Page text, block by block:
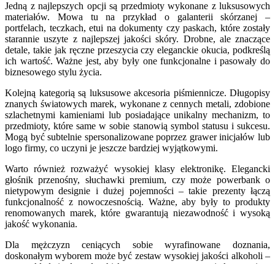
Jedną z najlepszych opcji są przedmioty wykonane z luksusowych
materiałów. Mowa tu na przykład o galanterii skórzanej –
portfelach, teczkach, etui na dokumenty czy paskach, które zostały
starannie uszyte z najlepszej jakości skóry. Drobne, ale znaczące
detale, takie jak ręczne przeszycia czy eleganckie okucia, podkreślą
ich wartość. Ważne jest, aby były one funkcjonalne i pasowały do
biznesowego stylu życia.
Kolejną kategorią są luksusowe akcesoria piśmiennicze. Długopisy
znanych światowych marek, wykonane z cennych metali, zdobione
szlachetnymi kamieniami lub posiadające unikalny mechanizm, to
przedmioty, które same w sobie stanowią symbol statusu i sukcesu.
Mogą być subtelnie spersonalizowane poprzez grawer inicjałów lub
logo firmy, co uczyni je jeszcze bardziej wyjątkowymi.
Warto również rozważyć wysokiej klasy elektronikę. Elegancki
głośnik przenośny, słuchawki premium, czy może powerbank o
nietypowym designie i dużej pojemności – takie prezenty łączą
funkcjonalność z nowoczesnością. Ważne, aby były to produkty
renomowanych marek, które gwarantują niezawodność i wysoką
jakość wykonania.
Dla mężczyzn ceniących sobie wyrafinowane doznania,
doskonałym wyborem może być zestaw wysokiej jakości alkoholi –